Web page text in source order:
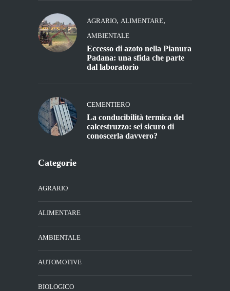
AGRARIO, ALIMENTARE,
AMBIENTALE
Eccesso di azoto nella Pianura
Padana: una sfida che parte
dal laboratorio
CEMENTIERO
La conducibilità termica del
calcestruzzo: sei sicuro di
conoscerla davvero?
Categorie
AGRARIO
ALIMENTARE
AMBIENTALE
AUTOMOTIVE
BIOLOGICO